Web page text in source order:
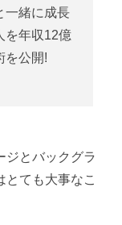
一緒に成長
を年収12億
を公開!
ジとバックグラ
とても大事なこ